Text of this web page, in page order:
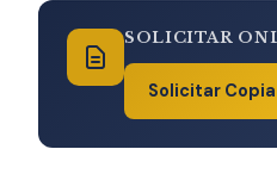
SOLICITAR
Solicitar